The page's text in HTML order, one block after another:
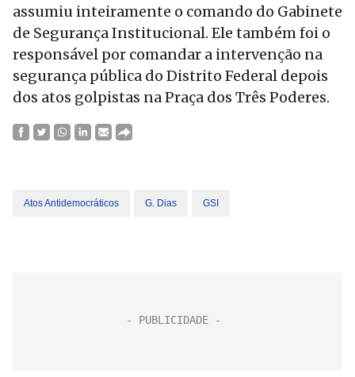
assumiu inteiramente o comando do Gabinete
de Segurança Institucional. Ele também foi o
responsável por comandar a intervenção na
segurança pública do Distrito Federal depois
dos atos golpistas na Praça dos Três Poderes.
Atos Antidemocráticos G. Dias GSI